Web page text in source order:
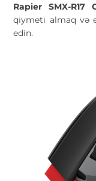
Rapier SMX-
qiymeti almaq və
edin.